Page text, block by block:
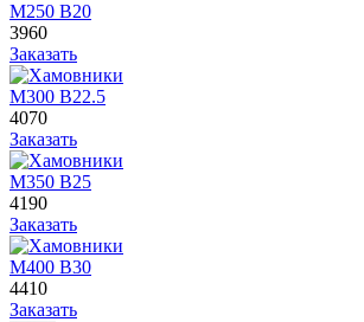
М250 В20
3960
Заказать
М300 В22.5
4070
Заказать
М350 В25
4190
Заказать
М400 В30
4410
Заказать